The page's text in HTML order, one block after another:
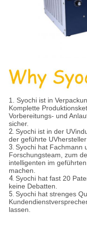
1. Syochi ist in
Komplette
Vorbereitungs- und
sicher.
2. Syochi ist in der
der geführte
3. Syochi hat Fachmann
Forschungsteam, zum
intelligenten im
machen.
4. Syochi hat fast 20
keine Debatten.
5. Syochi hat strenges
lassen.